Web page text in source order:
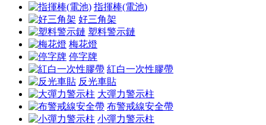
指揮棒(電池)
好三角架
塑料警示鏈
梅花燈
停字牌
紅白一次性膠帶
反光車貼
大彈力警示柱
布警戒線安全帶
小彈力警示柱